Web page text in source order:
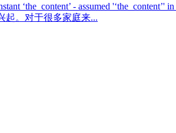
‘the_content’ - assumed '‘the_content’' in
起。对于很多家庭来...